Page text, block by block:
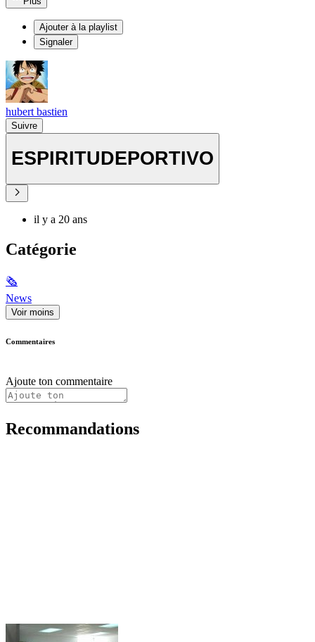
Ajouter à la playlist
Signaler
hubert bastien
Suivre
ESPIRITUDEPORTIVO
il y a 20 ans
Catégorie
🗞
News
Voir moins
Commentaires
Ajoute ton commentaire
Recommandations